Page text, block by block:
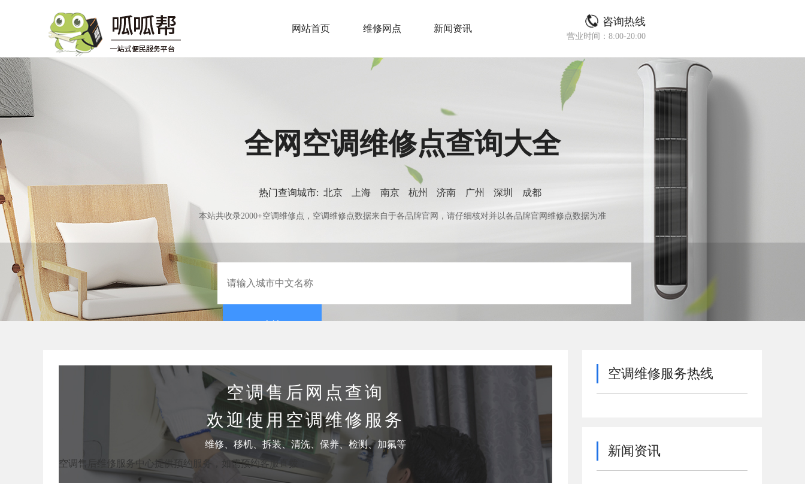
网站首页 维修网点 新闻资讯
咨询热线
营业时间：8:00-20:00
全网空调维修点查询大全
热门查询城市: 北京 上海 南京 杭州 济南 广州 深圳 成都
本站共收录2000+空调维修点，空调维修点数据来自于各品牌官网，请仔细核对并以各品牌官网维修点数据为准
空调售后网点查询
欢迎使用空调维修服务
维修、移机、拆装、清洗、保养、检测、加氟等
空调售后维修服务中心提供预约服务，如需预约客服直拨：
空调维修服务热线
新闻资讯